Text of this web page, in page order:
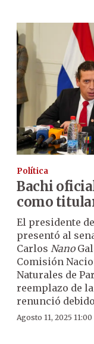
Política
Bachi
como
El presidente
presentó al
Carlos Nano
Comisión
Naturales de
reemplazo de
renunció
Agosto 11, 2025 11:00